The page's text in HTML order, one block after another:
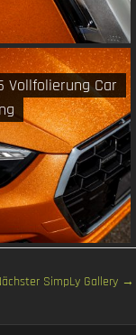
Vollfolierung Car
SimpLy Gallery →